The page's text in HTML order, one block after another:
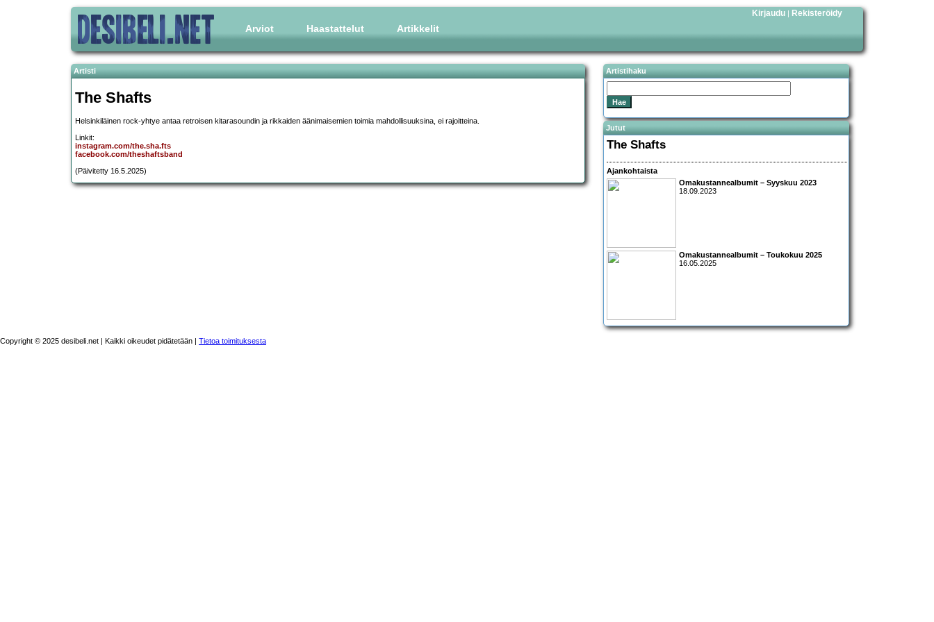
Arviot Haastattelut Artikkelit
Kirjaudu | Rekisteröidy
Artisti
The Shafts
Helsinkiläinen rock-yhtye antaa retroisen kitarasoundin ja rikkaiden äänimaisemien toimia mahdollisuuksina, ei rajoitteina.
Linkit:
instagram.com/the.sha.fts
facebook.com/theshaftsband
(Päivitetty 16.5.2025)
Artistihaku
Jutut
The Shafts
Ajankohtaista
Omakustannealbumit – Syyskuu 2023
18.09.2023
Omakustannealbumit – Toukokuu 2025
16.05.2025
Copyright © 2025 desibeli.net | Kaikki oikeudet pidätetään | Tietoa toimituksesta